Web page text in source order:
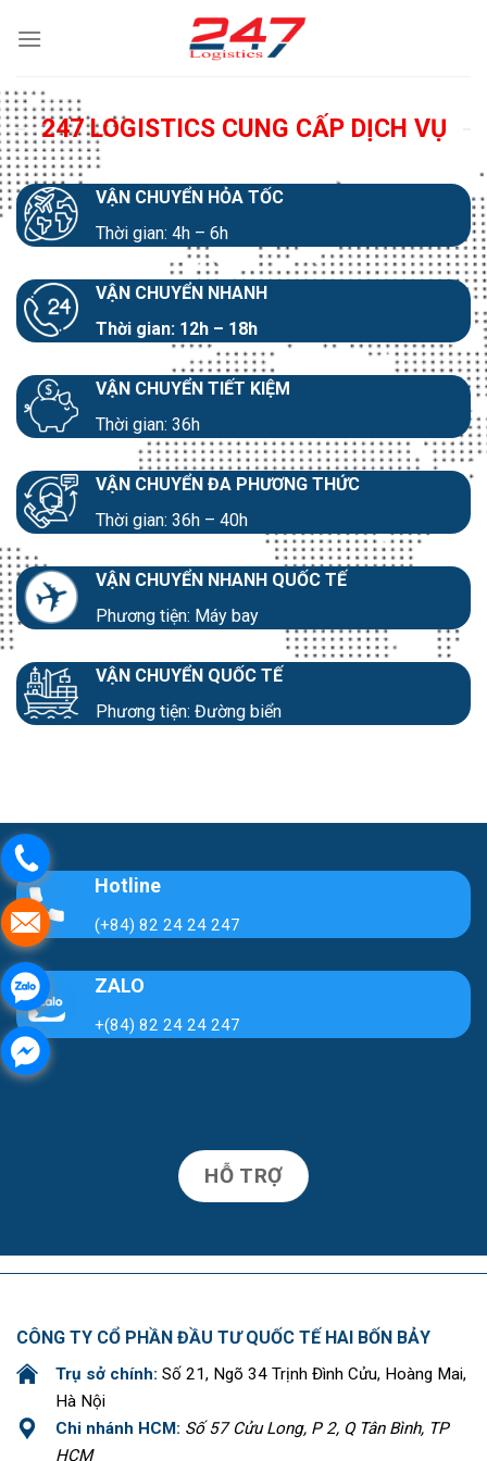
247 LOGISTICS CUNG CẤP DỊCH VỤ
VẬN CHUYỂN HỎA TỐC
Thời gian: 4h – 6h
VẬN CHUYỂN NHANH
Thời gian: 12h – 18h
VẬN CHUYỂN TIẾT KIỆM
Thời gian: 36h
VẬN CHUYỂN ĐA PHƯƠNG THỨC
Thời gian: 36h – 40h
VẬN CHUYỂN NHANH QUỐC TẾ
Phương tiện: Máy bay
VẬN CHUYỂN QUỐC TẾ
Phương tiện: Đường biển
Hotline
(+84) 82 24 24 247
ZALO
+(84) 82 24 24 247
HỖ TRỢ
CÔNG TY CỔ PHẦN ĐẦU TƯ QUỐC TẾ HAI BỐN BẢY
Trụ sở chính: Số 21, Ngõ 34 Trịnh Đình Cửu, Hoàng Mai,
Hà Nội
Chi nhánh HCM: Số 57 Cửu Long, P 2, Q Tân Bình, TP
HCM